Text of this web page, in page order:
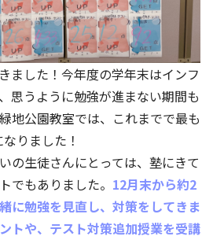
ました！今年度の学年末はインフ
思うように勉強が進まない期間も
地公園教室では、これまでで最も
りました！
の生徒さんにとっては、塾にきて
でもありました。 12月末から約2
に勉強を見直し、対策をしてきま
トや、テスト対策追加授業を受講